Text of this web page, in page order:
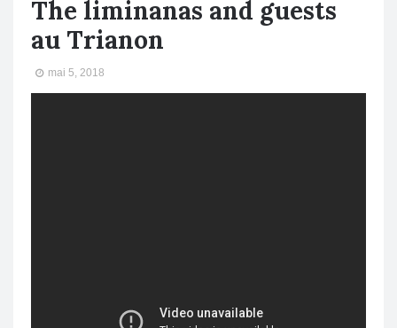
The liminanas and guests
au Trianon
mai 5, 2018